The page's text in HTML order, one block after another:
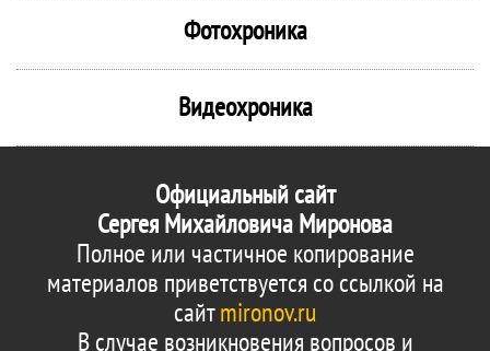
Фотохроника
Видеохроника
Официальный сайт
Сергея Михайловича Миронова
Полное или частичное копирование
материалов приветствуется со ссылкой на
сайтmironov.ru
В случае возникновения вопросов и